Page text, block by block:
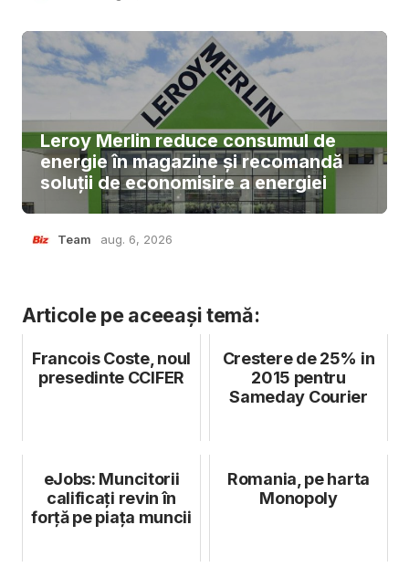
Leroy Merlin reduce consumul de
energie în magazine și recomandă
soluții de economisire a energiei
Team aug. 6, 2026
Articole pe aceeași temă:
Francois Coste, noul
presedinte CCIFER
Crestere de 25% in
2015 pentru
Sameday Courier
eJobs: Muncitorii
calificați revin în
forță pe piața muncii
Romania, pe harta
Monopoly